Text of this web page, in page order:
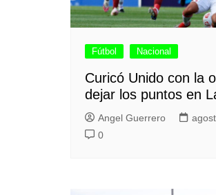
Fútbol Nacional
Curicó Unido con la
dejar los puntos en
Angel Guerrero
0